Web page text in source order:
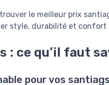
le meilleur prix
style, durabilité et confort
: ce qu’il faut
pour vos